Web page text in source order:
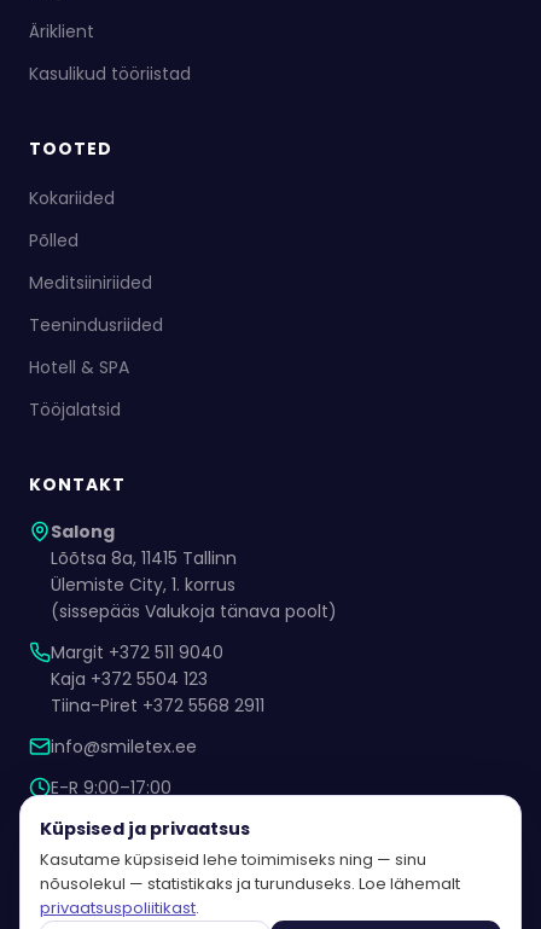
Äriklient
Kasulikud tööriistad
TOOTED
Kokariided
Põlled
Meditsiiniriided
Teenindusriided
Hotell & SPA
Tööjalatsid
KONTAKT
Salong
Lõõtsa 8a, 11415 Tallinn
Ülemiste City, 1. korrus
(sissepääs Valukoja tänava poolt)
Margit +372 511 9040
Kaja +372 5504 123
Tiina-Piret +372 5568 2911
info@smiletex.ee
E-R 9:00–17:00
Küpsised ja privaatsus
Kasutame küpsiseid lehe toimimiseks ning — sinu
nõusolekul — statistikaks ja turunduseks. Loe lähemalt
privaatsuspoliitikast.